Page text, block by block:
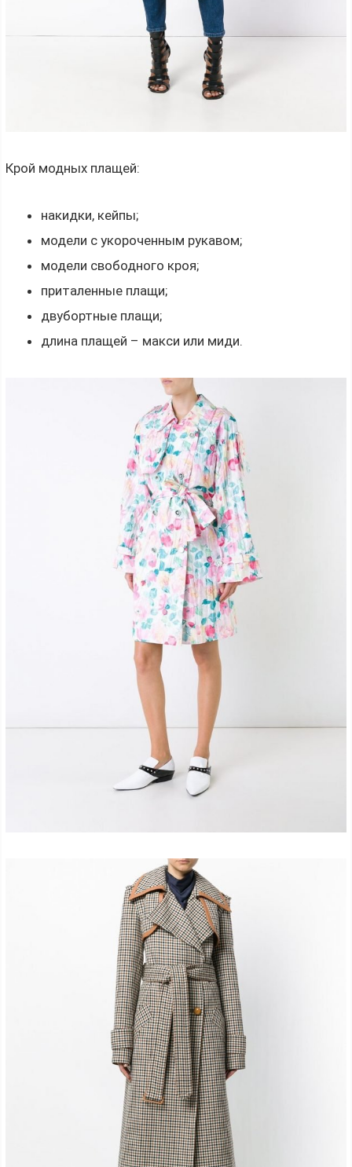
Крой модных плащей:
накидки, кейпы;
модели с укороченным рукавом;
модели свободного кроя;
приталенные плащи;
двубортные плащи;
длина плащей – макси или миди.